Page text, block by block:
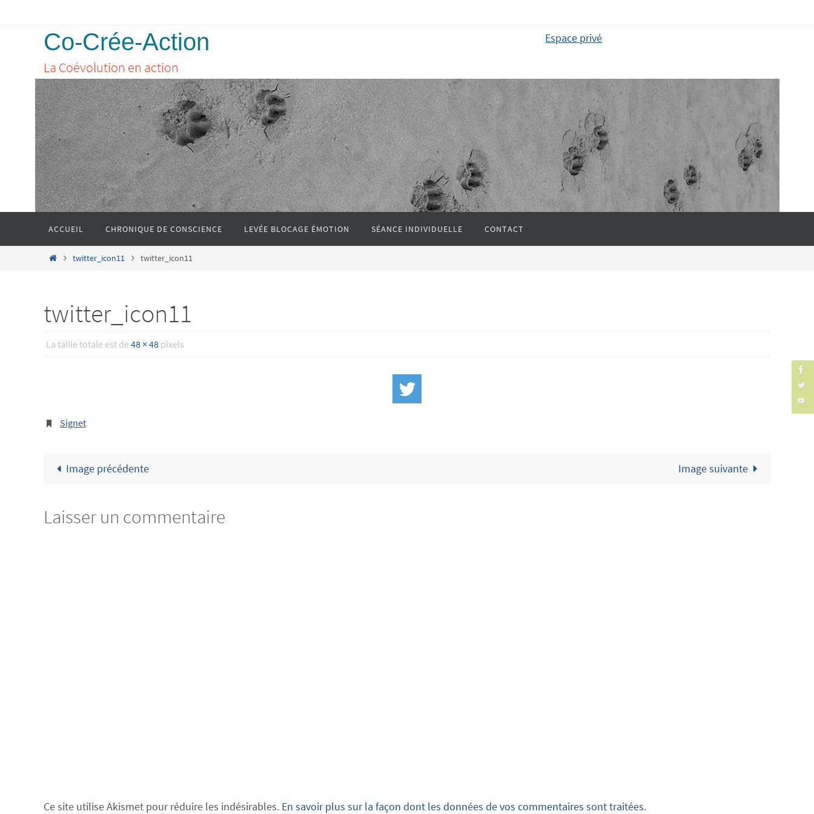
Co-Crée-Action
La Coévolution en action
Espace privé
le
ACCUEIL CHRONIQUE DE CONSCIENCE LEVÉE BLOCAGE ÉMOTION SÉANCE INDIVIDUELLE CONTACT
Hometwitter_icon11 twitter_icon11
twitter_icon11
La taille totale est de 48 × 48 pixels
Signet.
Image précédente Image suivante
Laisser un commentaire
Ce site utilise Akismet pour réduire les indésirables. En savoir plus sur la façon dont les données de vos commentaires sont traitées.